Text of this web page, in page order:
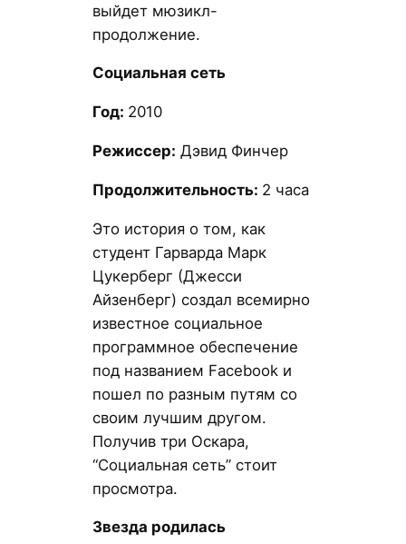
выйдет мюзикл-
продолжение.
Социальная сеть
Год: 2010
Режиссер: Дэвид Финчер
Продолжительность: 2 часа
Это история о том, как
студент Гарварда Марк
Цукерберг (Джесси
Айзенберг) создал всемирно
известное социальное
программное обеспечение
под названием Facebook и
пошел по разным путям со
своим лучшим другом.
Получив три Оскара,
“Социальная сеть” стоит
просмотра.
Звезда родилась